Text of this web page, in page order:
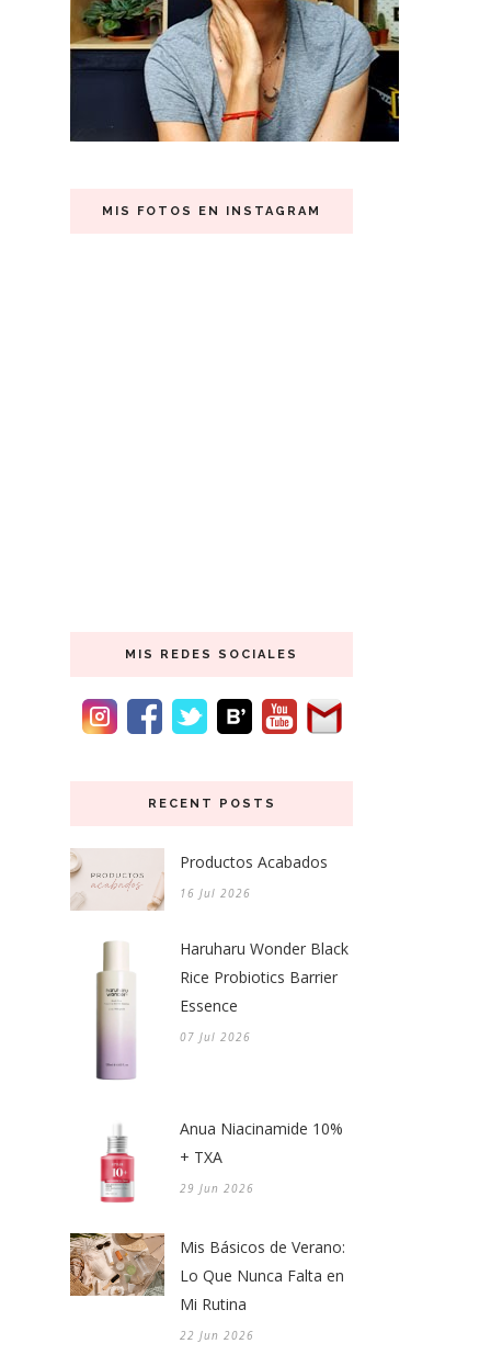
MIS FOTOS EN INSTAGRAM
MIS REDES SOCIALES
RECENT POSTS
Productos Acabados
16 Jul 2026
Haruharu Wonder Black
Rice Probiotics Barrier
Essence
07 Jul 2026
Anua Niacinamide 10%
+ TXA
29 Jun 2026
Mis Básicos de Verano:
Lo Que Nunca Falta en
Mi Rutina
22 Jun 2026